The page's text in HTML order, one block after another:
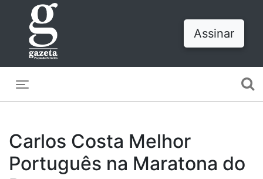
Assinar
Carlos Costa Melhor
Português na Maratona do